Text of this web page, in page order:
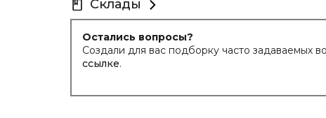
Склады
Остались вопросы?
Создали для вас подборку часто задаваемых
ссылке.